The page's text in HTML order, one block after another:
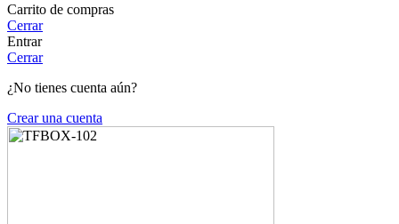
Carrito de compras
Cerrar
Entrar
Cerrar
¿No tienes cuenta aún?
Crear una cuenta